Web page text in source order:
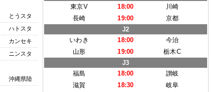
とうスタ
ハトスタ
カンセキ
ニンスタ
沖縄県陸
東京V
18:00
川崎
長崎
19:00
京都
J2
いわき
18:00
今治
山形
19:00
栃木C
J3
福島
18:00
讃岐
滋賀
18:30
岐阜